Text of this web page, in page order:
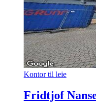
Kontor til leie
Fridtjof